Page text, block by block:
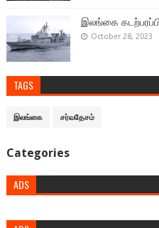
இலங்கை
October 28, 2023
TAGS
இலங்கை சர்வதேசம்
Categories
ADS